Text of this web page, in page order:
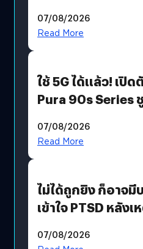
บริโภคและ B2B
07/08/2026
Read More
ใช้ 5G ได้แล้ว! เปิ
Pura 90s Series
07/08/2026
Read More
ไม่ได้ถูกยิง ก็อาจมี
เข้าใจ PTSD หลังเ
07/08/2026